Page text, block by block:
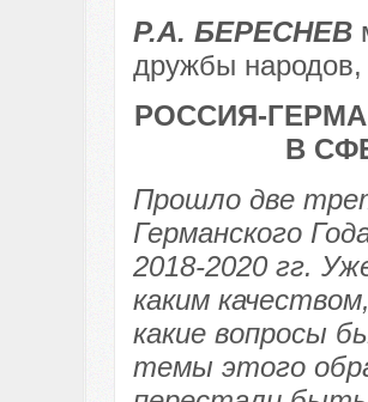
Р.А. БЕРЕСНЕВ
дружбы народов,
РОССИЯ-
В
Прошло две
Германского
2018-2020 гг.
каким
какие вопросы
темы этого